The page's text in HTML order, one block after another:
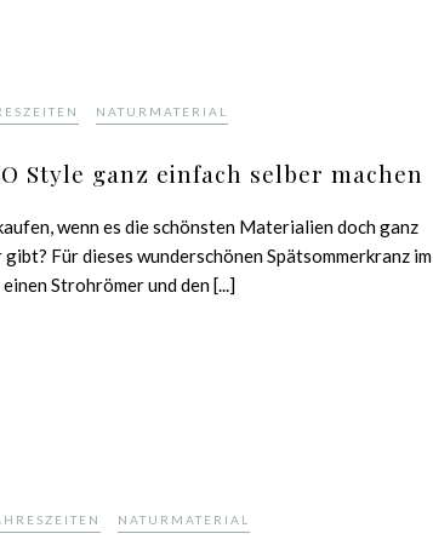
NATURMATERIAL
Style ganz einfach selber machen
wenn es die schönsten Materialien doch ganz
Für dieses wunderschönen Spätsommerkranz im
Strohrömer und den [...]
NATURMATERIAL